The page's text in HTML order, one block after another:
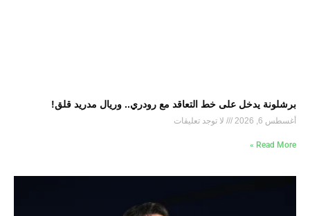
برشلونة يدخل على خط التعاقد مع رودري.. وريال مدريد قلق!
أغسطس 6, 2026 لا توجد تعليقات
Read More »